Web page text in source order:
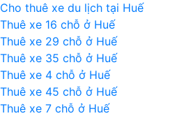
Cho thuê xe du lịch tại Huế
Thuê xe 16 chỗ ở Huế
Thuê xe 29 chỗ ở Huế
Thuê xe 35 chỗ ở Huế
Thuê xe 4 chỗ ở Huế
Thuê xe 45 chỗ ở Huế
Thuê xe 7 chỗ ở Huế